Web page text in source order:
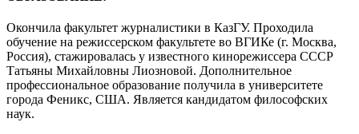
Окончила факультет журналистики в КазГУ. Проходила
обучение на режиссерском факультете во ВГИКе (г. Москва,
Россия), стажировалась у известного кинорежиссера СССР
Татьяны Михайловны Лиозновой. Дополнительное
профессиональное образование получила в университете
города Феникс, США. Является кандидатом философских
наук.